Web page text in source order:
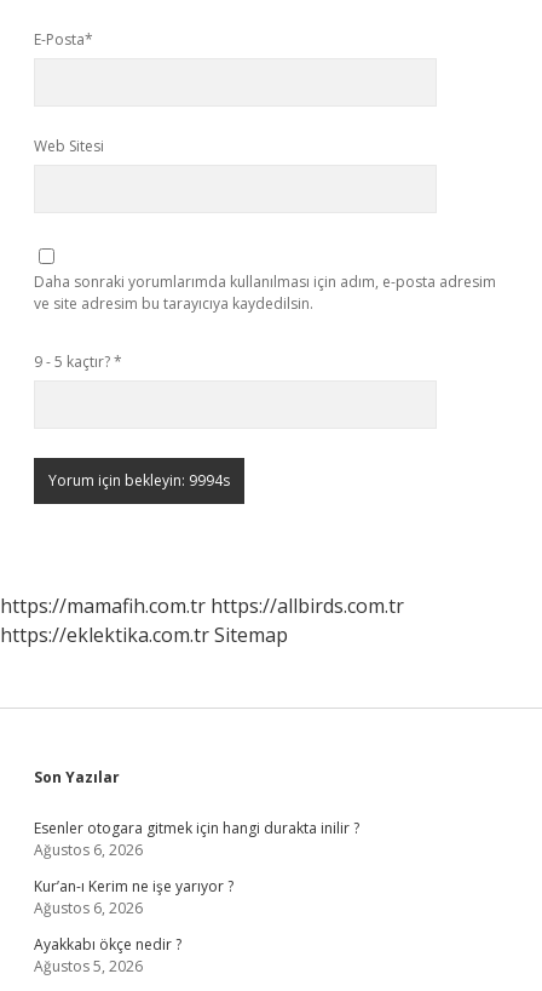
E-Posta*
Web Sitesi
Daha sonraki yorumlarımda kullanılması için adım, e-posta adresim
ve site adresim bu tarayıcıya kaydedilsin.
9 - 5 kaçtır?*
https://mamafih.com.tr https://allbirds.com.tr
https://eklektika.com.trSitemap
Sidebar
Son Yazılar
Esenler otogara gitmek için hangi durakta inilir ?
Ağustos 6, 2026
Kur’an-ı Kerim ne işe yarıyor ?
Ağustos 6, 2026
Ayakkabı ökçe nedir ?
Ağustos 5, 2026